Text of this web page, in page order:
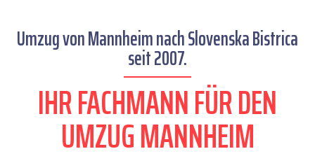
Umzug von Mannheim nach Slovenska Bistrica
seit 2007.
IHR FACHMANN FÜR DEN
UMZUG MANNHEIM